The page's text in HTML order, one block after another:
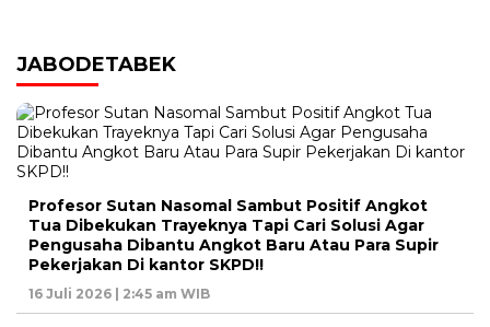
JABODETABEK
Profesor Sutan Nasomal Sambut Positif Angkot
Tua Dibekukan Trayeknya Tapi Cari Solusi Agar
Pengusaha Dibantu Angkot Baru Atau Para Supir
Pekerjakan Di kantor SKPD!!
16 Juli 2026 | 2:45 am WIB